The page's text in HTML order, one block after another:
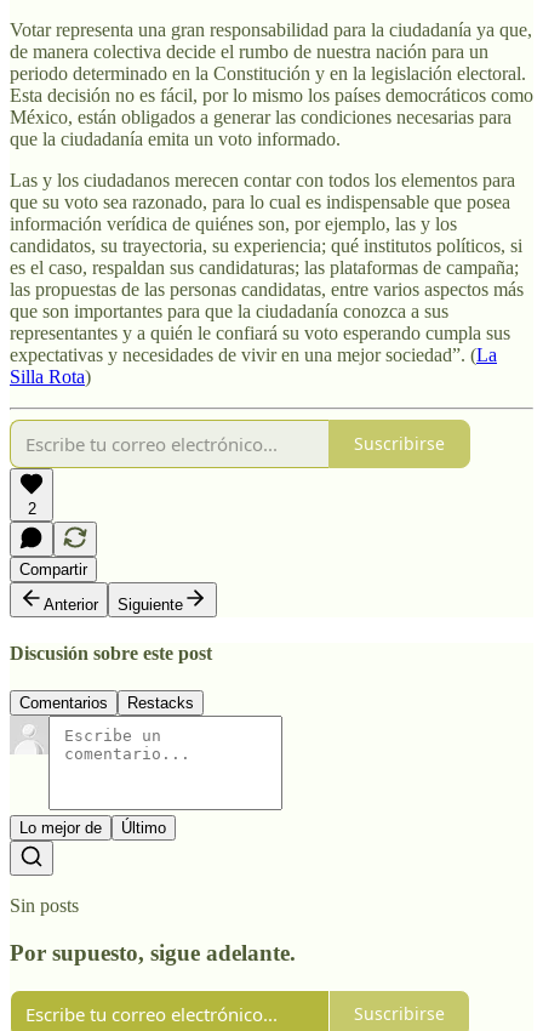
Votar representa una gran responsabilidad para la ciudadanía ya que,
de manera colectiva decide el rumbo de nuestra nación para un
periodo determinado en la Constitución y en la legislación electoral.
Esta decisión no es fácil, por lo mismo los países democráticos como
México, están obligados a generar las condiciones necesarias para
que la ciudadanía emita un voto informado.
Las y los ciudadanos merecen contar con todos los elementos para
que su voto sea razonado, para lo cual es indispensable que posea
información verídica de quiénes son, por ejemplo, las y los
candidatos, su trayectoria, su experiencia; qué institutos políticos, si
es el caso, respaldan sus candidaturas; las plataformas de campaña;
las propuestas de las personas candidatas, entre varios aspectos más
que son importantes para que la ciudadanía conozca a sus
representantes y a quién le confiará su voto esperando cumpla sus
expectativas y necesidades de vivir en una mejor sociedad”. (La
Silla Rota)
Suscribirse
2
Compartir
Anterior
Siguiente
Discusión sobre este post
Comentarios Restacks
Lo mejor de Último
Sin posts
Por supuesto, sigue adelante.
Suscribirse